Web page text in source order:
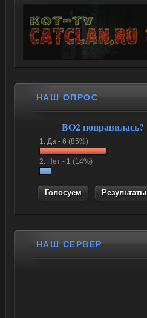
НАШ ОПРОС
BO2 понравилась?
1. Да - 6 (85%)
2. Нет - 1 (14%)
Результаты
НАШ СЕРВЕР